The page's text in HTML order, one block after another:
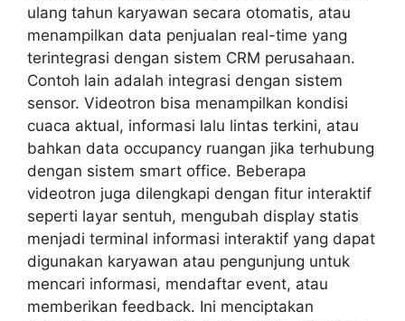
ulang tahun karyawan secara otomatis, atau
menampilkan data penjualan real-time yang
terintegrasi dengan sistem CRM perusahaan.
Contoh lain adalah integrasi dengan sistem
sensor. Videotron bisa menampilkan kondisi
cuaca aktual, informasi lalu lintas terkini, atau
bahkan data occupancy ruangan jika terhubung
dengan sistem smart office. Beberapa
videotron juga dilengkapi dengan fitur interaktif
seperti layar sentuh, mengubah display statis
menjadi terminal informasi interaktif yang dapat
digunakan karyawan atau pengunjung untuk
mencari informasi, mendaftar event, atau
memberikan feedback. Ini menciptakan